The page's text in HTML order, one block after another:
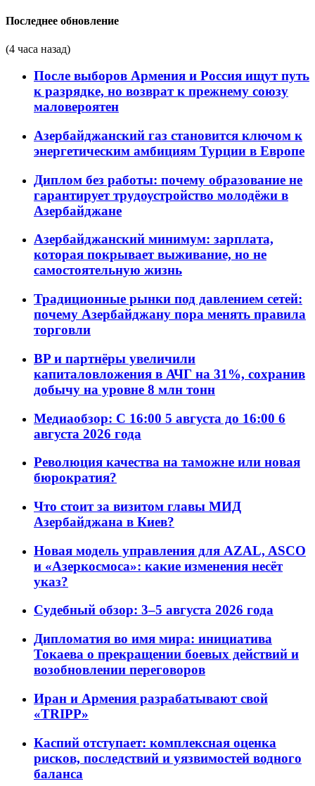
Последнее обновление
(4 часа назад)
После выборов Армения и Россия ищут путь
к разрядке, но возврат к прежнему союзу
маловероятен
Азербайджанский газ становится ключом к
энергетическим амбициям Турции в Европе
Диплом без работы: почему образование не
гарантирует трудоустройство молодёжи в
Азербайджане
Азербайджанский минимум: зарплата,
которая покрывает выживание, но не
самостоятельную жизнь
Традиционные рынки под давлением сетей:
почему Азербайджану пора менять правила
торговли
BP и партнёры увеличили
капиталовложения в АЧГ на 31%, сохранив
добычу на уровне 8 млн тонн
Медиаобзор: С 16:00 5 августа до 16:00 6
августа 2026 года
Революция качества на таможне или новая
бюрократия?
Что стоит за визитом главы МИД
Азербайджана в Киев?
Новая модель управления для AZAL, ASCO
и «Азеркосмоса»: какие изменения несёт
указ?
Судебный обзор: 3–5 августа 2026 года
Дипломатия во имя мира: инициатива
Токаева о прекращении боевых действий и
возобновлении переговоров
Иран и Армения разрабатывают свой
«TRIPP»
Каспий отступает: комплексная оценка
рисков, последствий и уязвимостей водного
баланса